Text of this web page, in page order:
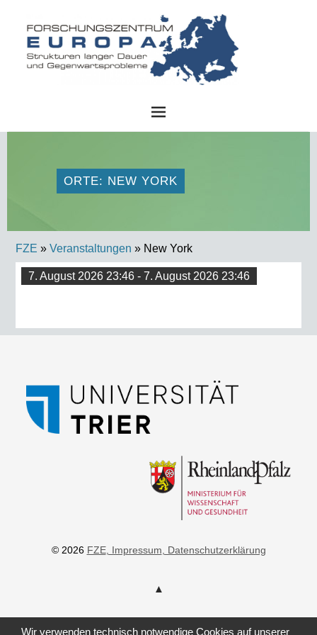
ORTE: NEW YORK
FZE » Veranstaltungen » New York
7. August 2026 23:46 - 7. August 2026 23:46
© 2026 FZE, Impressum, Datenschutzerklärung
Wir verwenden technisch notwendige Cookies auf unserer